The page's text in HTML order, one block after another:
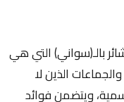
بالـ(سواني) التي هي
الذين لا
ويتضمن فوائد